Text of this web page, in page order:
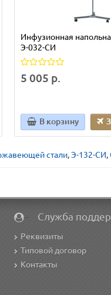
Инфузионная
Э-032-СИ
5 005 р.
В корзину
стали,Э-132-СИ,
Служба
Реквизиты
Типовой договор
Контакты